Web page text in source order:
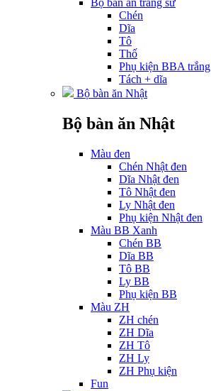
Bộ bàn ăn trắng sứ
Chén
Dĩa
Tô
Thố
Phụ kiện BBA trắng
Tách + dĩa
Bộ bàn ăn Nhật
Bộ bàn ăn Nhật
Màu đen
Chén Nhật đen
Dĩa Nhật đen
Tô Nhật đen
Ly Nhật đen
Phụ kiện Nhật đen
Màu BB Xanh
Chén BB
Dĩa BB
Tô BB
Ly BB
Phụ kiện BB
Màu ZH
ZH chén
ZH Dĩa
ZH Tô
ZH Ly
ZH Phụ kiện
Fun